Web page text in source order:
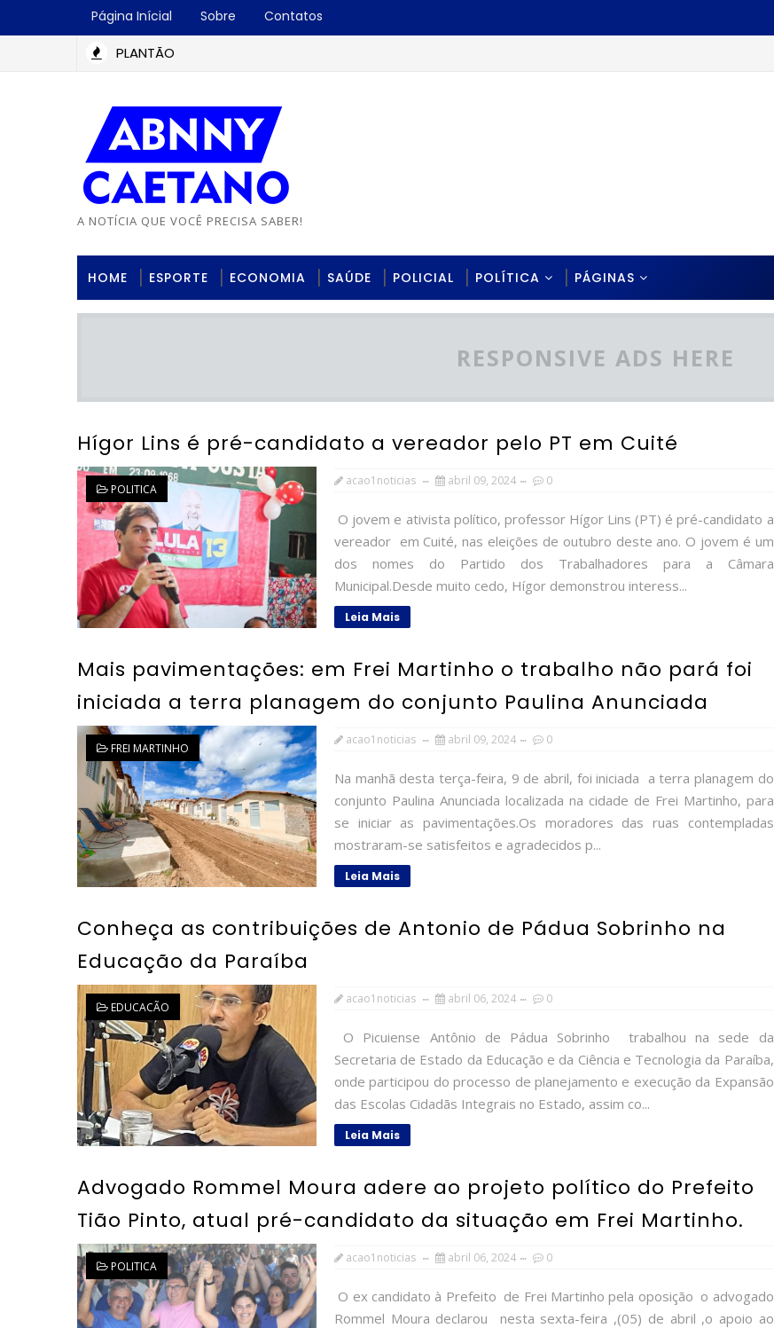
Página Inícial Sobre Contatos
PLANTÃO
A NOTÍCIA QUE VOCÊ PRECISA SABER!
HOME ESPORTE ECONOMIA SAÚDE POLICIAL POLÍTICA PÁGINAS
RESPONSIVE ADS HERE
Hígor Lins é pré-candidato a vereador pelo PT em Cuité
POLITICA
acao1noticias abril 09, 2024 0
O jovem e ativista político, professor Hígor Lins (PT) é pré-candidato a
vereador em Cuité, nas eleições de outubro deste ano. O jovem é um
dos nomes do Partido dos Trabalhadores para a Câmara
Municipal.Desde muito cedo, Hígor demonstrou interess...
Leia Mais
Mais pavimentações: em Frei Martinho o trabalho não pará foi
iniciada a terra planagem do conjunto Paulina Anunciada
FREI MARTINHO
acao1noticias abril 09, 2024 0
Na manhã desta terça-feira, 9 de abril, foi iniciada a terra planagem do
conjunto Paulina Anunciada localizada na cidade de Frei Martinho, para
se iniciar as pavimentações.Os moradores das ruas contempladas
mostraram-se satisfeitos e agradecidos p...
Leia Mais
Conheça as contribuições de Antonio de Pádua Sobrinho na
Educação da Paraíba
EDUCACÃO
acao1noticias abril 06, 2024 0
O Picuiense Antônio de Pádua Sobrinho trabalhou na sede da
Secretaria de Estado da Educação e da Ciência e Tecnologia da Paraíba,
onde participou do processo de planejamento e execução da Expansão
das Escolas Cidadãs Integrais no Estado, assim co...
Leia Mais
Advogado Rommel Moura adere ao projeto político do Prefeito
Tião Pinto, atual pré-candidato da situação em Frei Martinho.
POLITICA
acao1noticias abril 06, 2024 0
O ex candidato à Prefeito de Frei Martinho pela oposição o advogado
Rommel Moura declarou nesta sexta-feira ,(05) de abril ,o apoio ao